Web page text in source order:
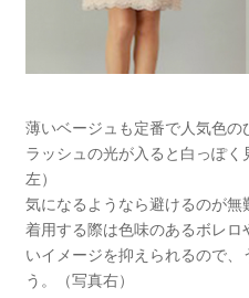
薄いベージュも定番で人気色
ラッシュの光が入ると白っぽ
左）
気になるようなら避けるのが無
着用する際は色味のあるボレ
いイメージを抑えられるので、
う。（写真右）